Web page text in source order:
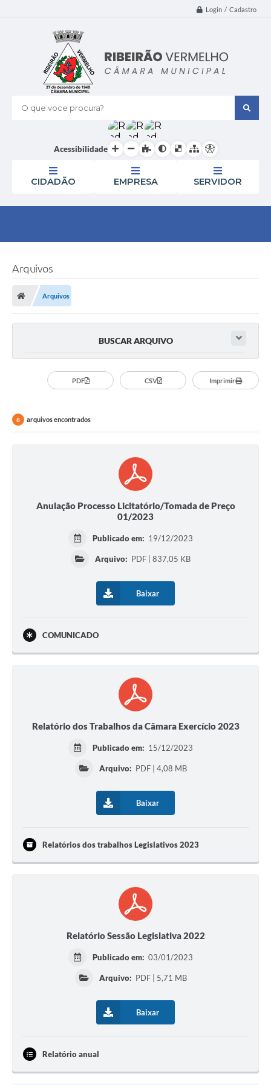
Login / Cadastro
O que voce procura?
Acessibilidade
CIDADÃO EMPRESA SERVIDOR
Arquivos
Arquivos
BUSCAR ARQUIVO
PDF CSV Imprimir
8 arquivos encontrados
Anulação Processo Licitatório/Tomada de Preço
01/2023
Publicado em: 19/12/2023
Arquivo: PDF | 837,05 KB
Baixar
COMUNICADO
Relatório dos Trabalhos da Câmara Exercício 2023
Publicado em: 15/12/2023
Arquivo: PDF | 4,08 MB
Baixar
Relatórios dos trabalhos Legislativos 2023
Relatório Sessão Legislativa 2022
Publicado em: 03/01/2023
Arquivo: PDF | 5,71 MB
Baixar
Relatório anual